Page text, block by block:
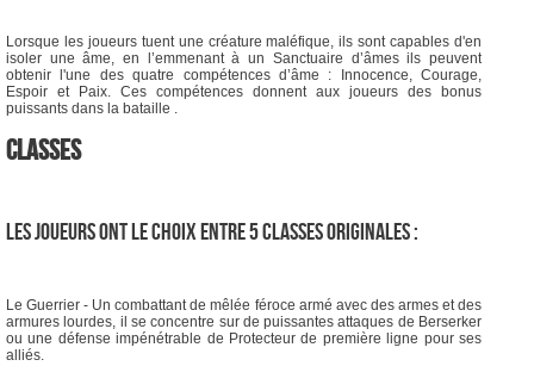
Lorsque les joueurs tuent une créature maléfique, ils sont capables d'en
isoler une âme, en l’emmenant à un Sanctuaire d’âmes ils peuvent
obtenir l'une des quatre compétences d’âme : Innocence, Courage,
Espoir et Paix. Ces compétences donnent aux joueurs des bonus
puissants dans la bataille .
CLASSES
Les joueurs ont le choix entre 5 classes originales :
Le Guerrier - Un combattant de mêlée féroce armé avec des armes et des
armures lourdes, il se concentre sur de puissantes attaques de Berserker
ou une défense impénétrable de Protecteur de première ligne pour ses
alliés.